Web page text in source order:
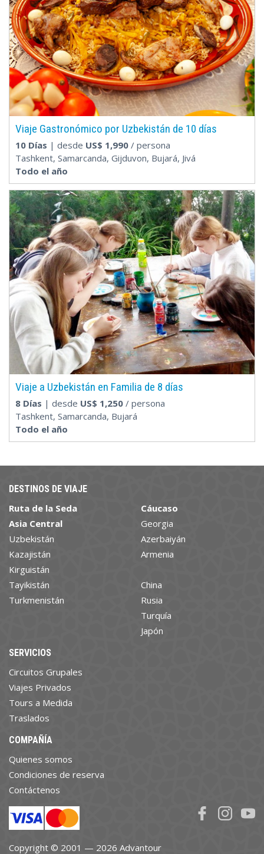
Viaje Gastronómico por Uzbekistán de 10 días
10 Días | desde US$ 1,990 / persona
Tashkent, Samarcanda, Gijduvon, Bujará, Jivá
Todo el año
Viaje a Uzbekistán en Familia de 8 días
8 Días | desde US$ 1,250 / persona
Tashkent, Samarcanda, Bujará
Todo el año
DESTINOS DE VIAJE
Ruta de la Seda
Asia Central
Uzbekistán
Kazajistán
Kirguistán
Tayikistán
Turkmenistán
Cáucaso
Georgia
Azerbaiyán
Armenia
China
Rusia
Turquía
Japón
SERVICIOS
Circuitos Grupales
Viajes Privados
Tours a Medida
Traslados
COMPAÑÍA
Quienes somos
Condiciones de reserva
Contáctenos
Copyright © 2001 — 2026 Advantour